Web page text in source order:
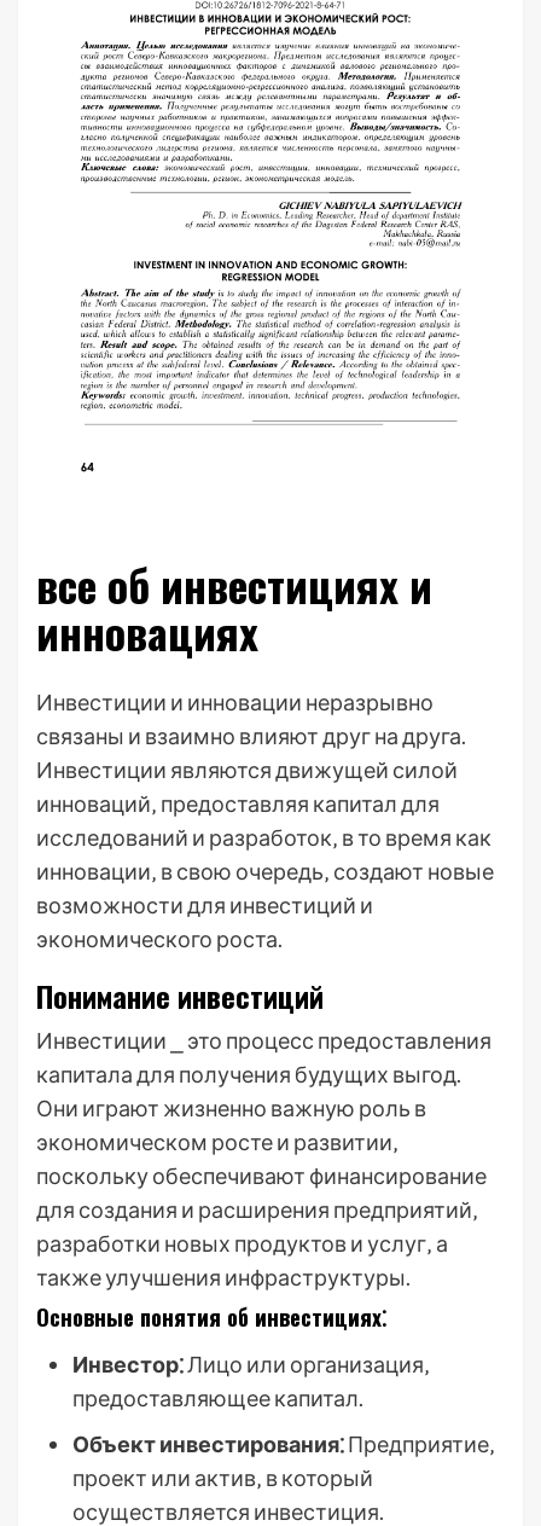
все об инвестициях и
инновациях
Инвестиции и инновации неразрывно
связаны и взаимно влияют друг на друга.
Инвестиции являются движущей силой
инноваций‚ предоставляя капитал для
исследований и разработок‚ в то время как
инновации‚ в свою очередь‚ создают новые
возможности для инвестиций и
экономического роста.
Понимание инвестиций
Инвестиции ⎯ это процесс предоставления
капитала для получения будущих выгод.
Они играют жизненно важную роль в
экономическом росте и развитии‚
поскольку обеспечивают финансирование
для создания и расширения предприятий‚
разработки новых продуктов и услуг‚ а
также улучшения инфраструктуры.
Основные понятия об инвестициях⁚
Инвестор⁚Лицо или организация‚
предоставляющее капитал.
Объект инвестирования⁚Предприятие‚
проект или актив‚ в который
осуществляется инвестиция.